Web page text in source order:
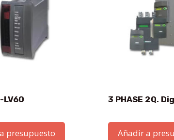
LV60
presupuesto
3 PHASE 2Q.
Añadir a